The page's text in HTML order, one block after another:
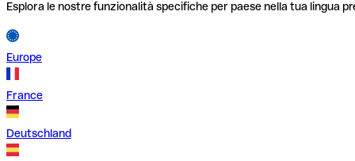
Esplora le nostre funzionalità specifiche per paese nella tua lingua
Europe
France
Deutschland